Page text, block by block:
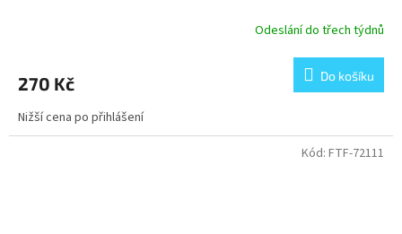
Odeslání do třech týdnů
270 Kč Do košíku
Nižší cena po přihlášení
Kód: FTF-72111